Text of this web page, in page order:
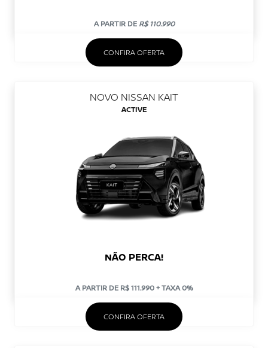
A PARTIR DE R$ 110.990
CONFIRA OFERTA
NOVO NISSAN KAIT
ACTIVE
NÃO PERCA!
A PARTIR DE R$ 111.990 + TAXA 0%
CONFIRA OFERTA